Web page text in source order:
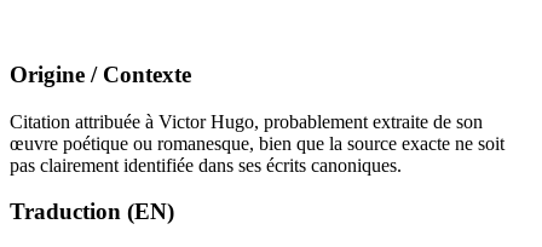
Origine / Contexte
Citation attribuée à Victor Hugo, probablement extraite de son
œuvre poétique ou romanesque, bien que la source exacte ne soit
pas clairement identifiée dans ses écrits canoniques.
Traduction (EN)